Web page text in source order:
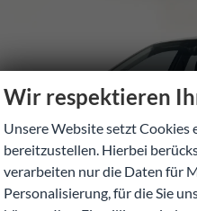
Wir respektieren
Unsere Website setzt Cookies
bereitzustellen. Hierbei
verarbeiten nur die Daten für
Personalisierung, für die Sie